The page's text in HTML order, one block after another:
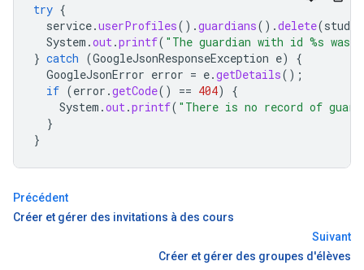
try {
service.userProfiles().guardians().delete(
System .out .printf( "The guardian with id %s was
} catch (GoogleJsonResponseException e)
{
GoogleJsonError error = e.getDetails();
if (error .getCode() == 404)
{
System .out .printf( "There is no record of
}
}
Précédent
Créer et gérer des invitations à des cours
Suivant
Créer et gérer des groupes d'élèves